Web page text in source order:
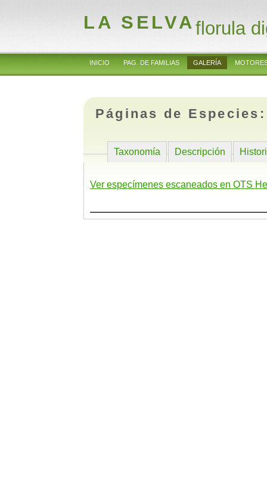
LA SELVAflorula
INICIO PAG. DE FAMILIAS GALERÍA
Páginas de
Taxonomía Descripción
Ver especímenes escaneados en OTS